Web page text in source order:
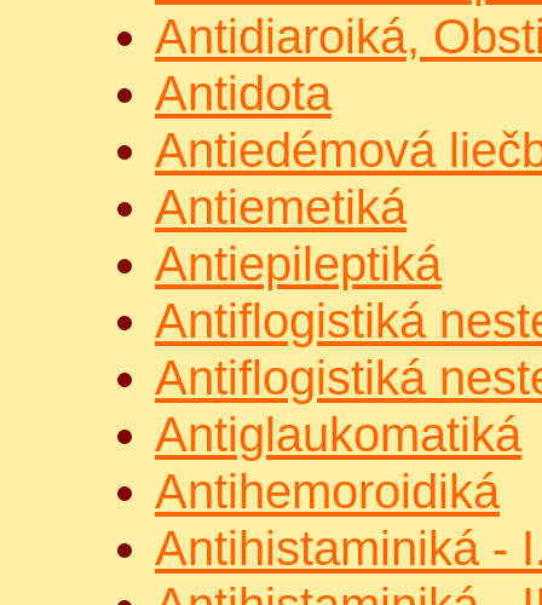
Antidiaroiká,
Antidota
Antiedémová
Antiemetiká
Antiepileptiká
Antiflogistiká
Antiflogistiká
Antiglaukomatiká
Antihemoroidiká
Antihistaminiká -